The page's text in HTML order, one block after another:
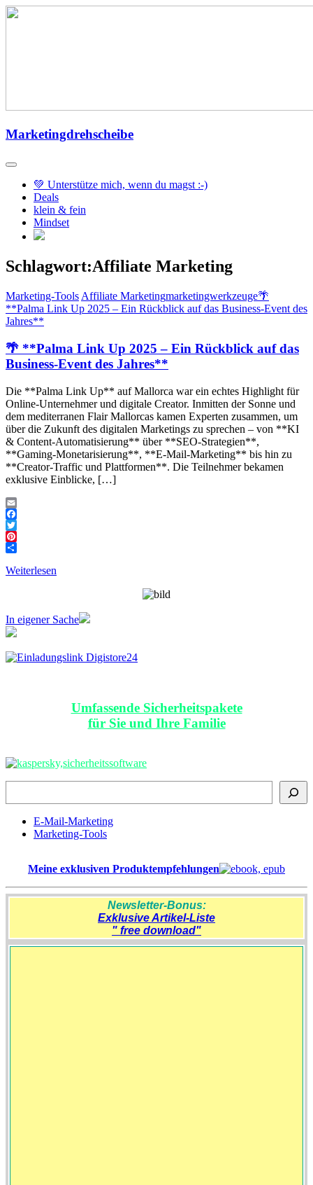
Zum
Marketingdrehscheibe
💚 Unterstütze mich, wenn du magst :-)
Deals
klein & fein
Mindset
Schlagwort:Affiliate Marketing
Marketing-Tools Affiliate Marketingmarketingwerkzeuge🌴
**Palma Link Up 2025 – Ein Rückblick auf das Business-Event des
Jahres**
🌴 **Palma Link Up 2025 – Ein Rückblick auf das
Business-Event des Jahres**
Die **Palma Link Up** auf Mallorca war ein echtes Highlight für
Online-Unternehmer und digitale Creator. Inmitten der Sonne und
dem mediterranen Flair Mallorcas kamen Experten zusammen, um
über die Zukunft des digitalen Marketings zu sprechen – von **KI
& Content-Automatisierung** über **SEO-Strategien**,
**Gaming-Monetarisierung**, **E-Mail-Marketing** bis hin zu
**Creator-Traffic und Plattformen**. Die Teilnehmer bekamen
exklusive Einblicke, […]
Email
Facebook
Twitter
Pinterest
Weiterlesen
In eigener Sache
Umfassende Sicherheitspakete
für Sie und Ihre Familie
E-Mail-Marketing
Marketing-Tools
Meine exklusiven Produktempfehlungen
Newsletter-Bonus:
Exklusive Artikel-Liste
" free download"